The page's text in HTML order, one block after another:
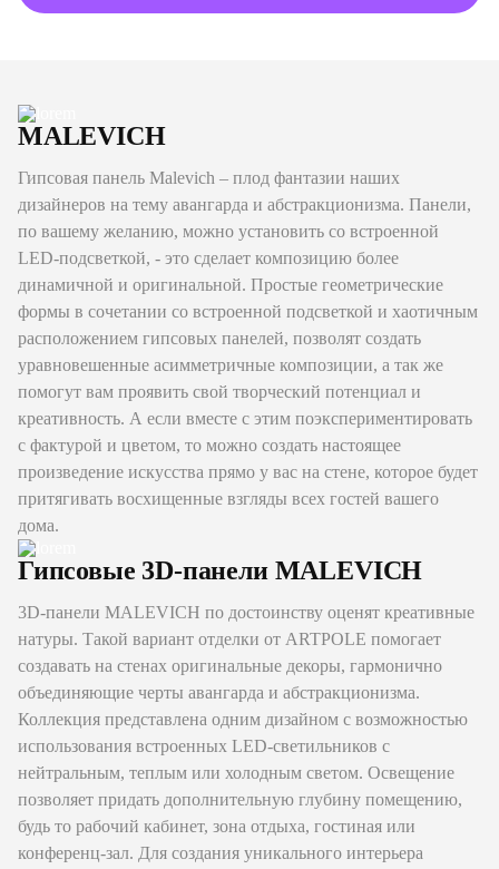
MALEVICH
Гипсовая панель Malevich – плод фантазии наших
дизайнеров на тему авангарда и абстракционизма. Панели,
по вашему желанию, можно установить со встроенной
LED-подсветкой, - это сделает композицию более
динамичной и оригинальной. Простые геометрические
формы в сочетании со встроенной подсветкой и хаотичным
расположением гипсовых панелей, позволят создать
уравновешенные асимметричные композиции, а так же
помогут вам проявить свой творческий потенциал и
креативность. А если вместе с этим поэкспериментировать
с фактурой и цветом, то можно создать настоящее
произведение искусства прямо у вас на стене, которое будет
притягивать восхищенные взгляды всех гостей вашего
дома.
Гипсовые 3D-панели MALEVICH
3D-панели MALEVICH по достоинству оценят креативные
натуры. Такой вариант отделки от ARTPOLE помогает
создавать на стенах оригинальные декоры, гармонично
объединяющие черты авангарда и абстракционизма.
Коллекция представлена одним дизайном с возможностью
использования встроенных LED-светильников с
нейтральным, теплым или холодным светом. Освещение
позволяет придать дополнительную глубину помещению,
будь то рабочий кабинет, зона отдыха, гостиная или
конференц-зал. Для создания уникального интерьера